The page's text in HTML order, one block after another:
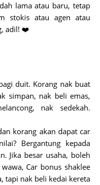
lama atau baru, tetap
stokis atau agen atau
adil! ❤️
duit. Korang nak buat
simpan, nak beli emas,
nak sedekah.
korang akan dapat car
Bergantung kepada
Jika besar usaha, boleh
Car bonus shaklee
tapi nak beli kedai kereta